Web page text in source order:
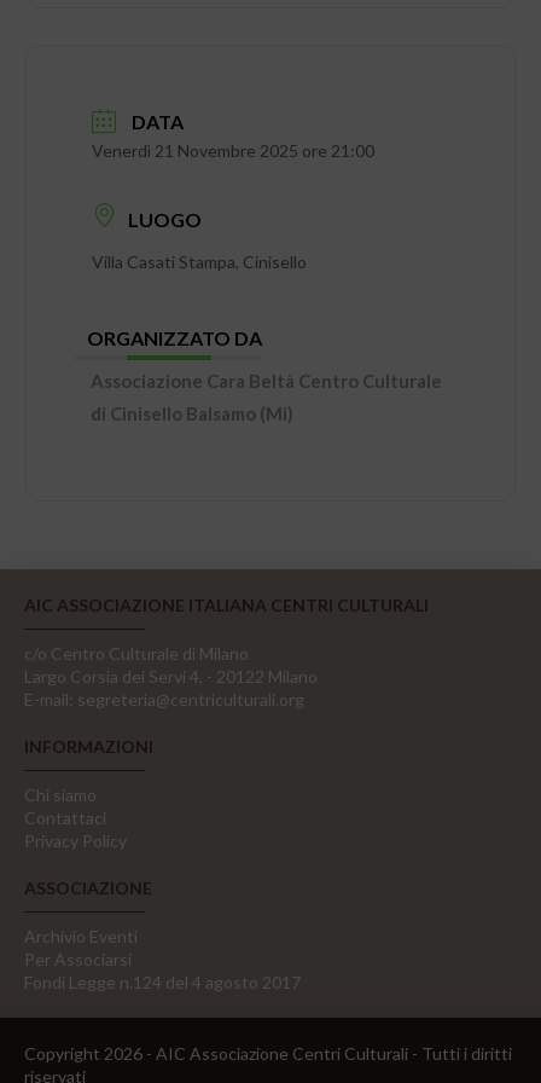
DATA
Venerdì 21 Novembre 2025 ore 21:00
LUOGO
Villa Casati Stampa, Cinisello
ORGANIZZATO DA
Associazione Cara Beltà Centro Culturale
di Cinisello Balsamo (Mi)
AIC ASSOCIAZIONE ITALIANA CENTRI CULTURALI
c/o Centro Culturale di Milano
Largo Corsia dei Servi 4, - 20122 Milano
E-mail: segreteria@centriculturali.org
INFORMAZIONI
Chi siamo
Contattaci
Privacy Policy
ASSOCIAZIONE
Archivio Eventi
Per Associarsi
Fondi Legge n.124 del 4 agosto 2017
Copyright 2026 - AIC Associazione Centri Culturali - Tutti i diritti
riservati